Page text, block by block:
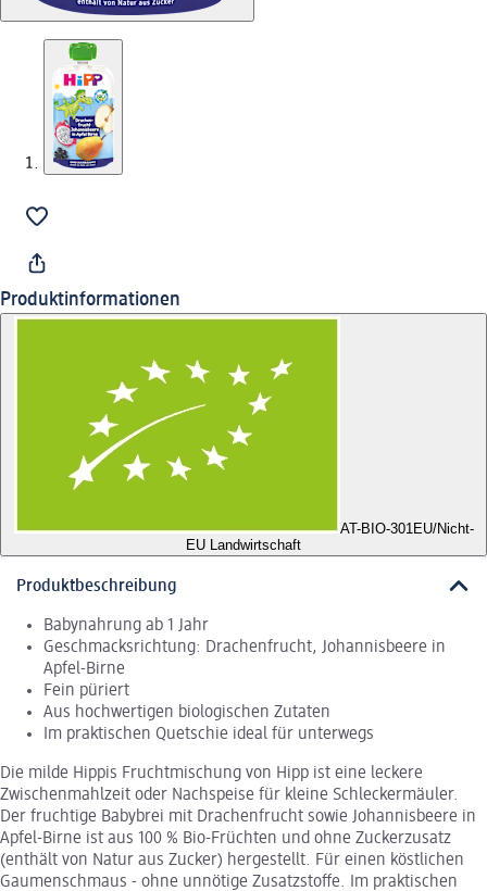
Produktinformationen
AT-BIO-301EU/Nicht-
EU Landwirtschaft
Produktbeschreibung
Babynahrung ab 1 Jahr
Geschmacksrichtung: Drachenfrucht, Johannisbeere in
Apfel-Birne
Fein püriert
Aus hochwertigen biologischen Zutaten
Im praktischen Quetschie ideal für unterwegs
Die milde Hippis Fruchtmischung von Hipp ist eine leckere
Zwischenmahlzeit oder Nachspeise für kleine Schleckermäuler.
Der fruchtige Babybrei mit Drachenfrucht sowie Johannisbeere in
Apfel-Birne ist aus 100 % Bio-Früchten und ohne Zuckerzusatz
(enthält von Natur aus Zucker) hergestellt. Für einen köstlichen
Gaumenschmaus - ohne unnötige Zusatzstoffe. Im praktischen